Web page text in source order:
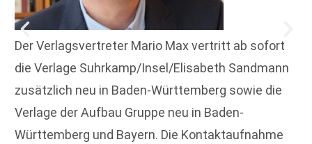
Der Verlagsvertreter Mario Max vertritt ab sofort
die Verlage Suhrkamp/Insel/Elisabeth Sandmann
zusätzlich neu in Baden-Württemberg sowie die
Verlage der Aufbau Gruppe neu in Baden-
Württemberg und Bayern. Die Kontaktaufnahme